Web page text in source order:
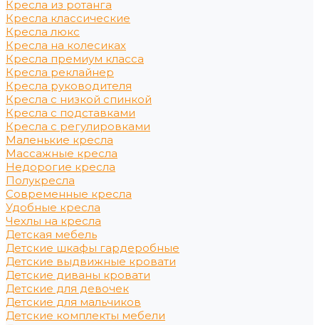
Кресла из ротанга
Кресла классические
Кресла люкс
Кресла на колесиках
Кресла премиум класса
Кресла реклайнер
Кресла руководителя
Кресла с низкой спинкой
Кресла с подставками
Кресла с регулировками
Маленькие кресла
Массажные кресла
Недорогие кресла
Полукресла
Современные кресла
Удобные кресла
Чехлы на кресла
Детская мебель
Детские шкафы гардеробные
Детские выдвижные кровати
Детские диваны кровати
Детские для девочек
Детские для мальчиков
Детские комплекты мебели